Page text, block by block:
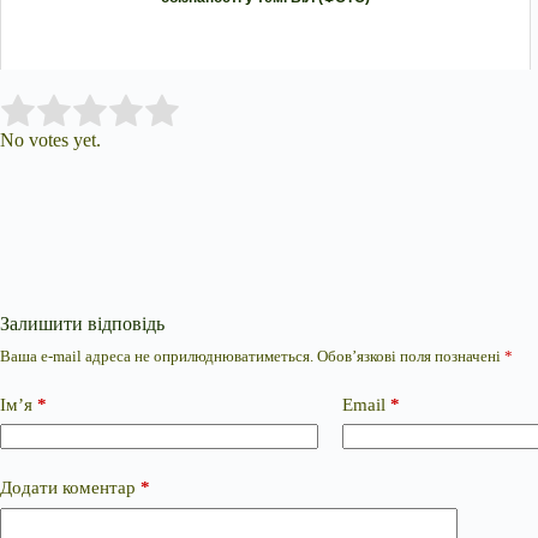
Rate this item:
No votes yet.
Залишити відповідь
Ваша e-mail адреса не оприлюднюватиметься. Обов’язкові поля позначені *
Ім’я * Email *
Додати коментар *